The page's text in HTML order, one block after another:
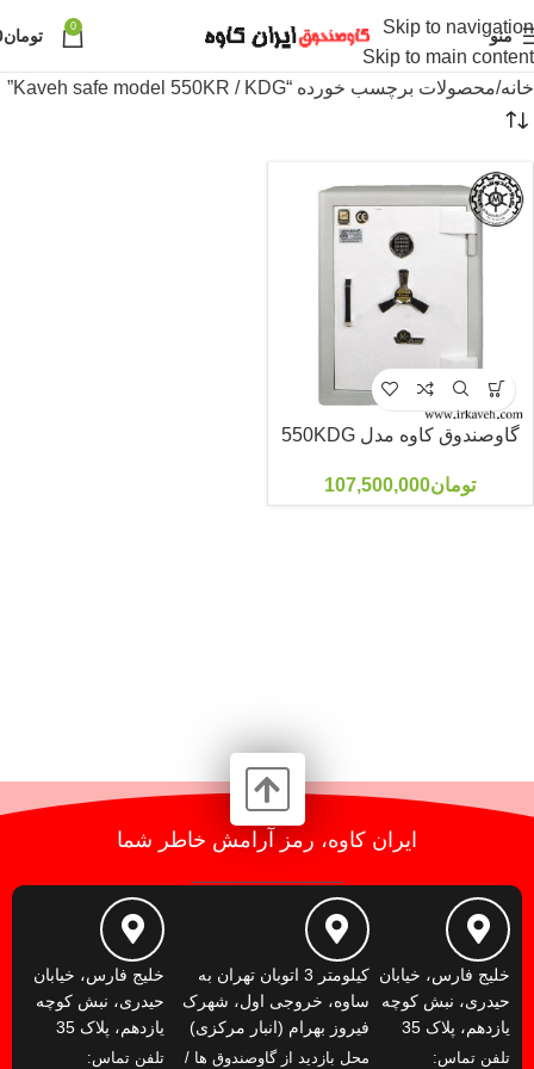
Skip to navigation
Skip to main content
منو 0 تومان
خانه محصولات برچسب خورده “Kaveh safe model 550KR / KDG”
گاوصندوق کاوه مدل 550KDG
تومان107,500,000
ایران کاوه، رمز آرامش خاطر شما
خلیج فارس، خیابان
حیدری، نبش کوچه
یازدهم، پلاک 35
تلفن تماس:
کیلومتر 3 اتوبان تهران به
ساوه، خروجی اول، شهرک
فیروز بهرام (انبار مرکزی)
محل بازدید از گاوصندوق ها /
خلیج فارس، خیابان
حیدری، نبش کوچه
یازدهم، پلاک 35
تلفن تماس: